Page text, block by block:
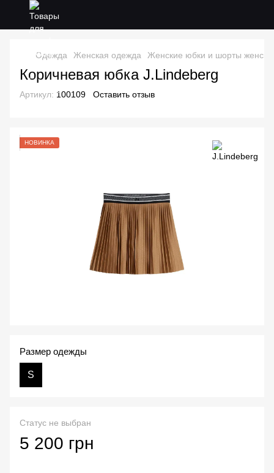
Одежда Женская одежда Женские юбки и шорты
Коричневая юбка J.Lindeberg
Артикул: 100109 Оставить отзыв
НОВИНКА
Размер одежды
S
Статус не выбран
5 200 грн